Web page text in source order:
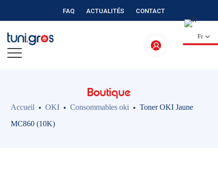
FAQ ACTUALITÉS CONTACT
Fr
Boutique
Accueil OKI Consommables oki
Toner OKI Jaune
MC860 (10K)